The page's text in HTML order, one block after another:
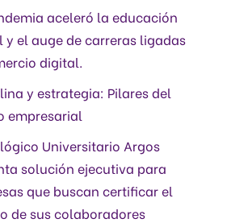
aceleró la educación
y el auge de carreras ligadas
digital.
y estrategia: Pilares del
empresarial
Universitario Argos
solución ejecutiva para
que buscan certificar el
de sus colaboradores